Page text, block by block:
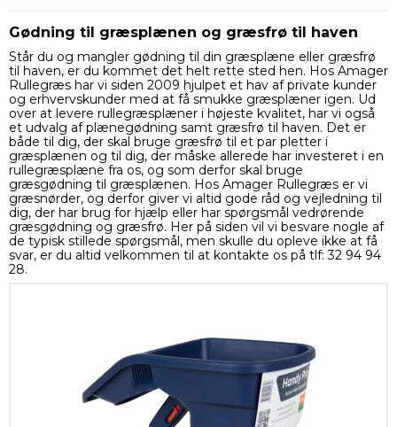
Gødning til græsplænen og græsfrø til haven
Står du og mangler gødning til din græsplæne eller græsfrø
til haven, er du kommet det helt rette sted hen. Hos Amager
Rullegræs har vi siden 2009 hjulpet et hav af private kunder
og erhvervskunder med at få smukke græsplæner igen. Ud
over at levere rullegræsplæner i højeste kvalitet, har vi også
et udvalg af plænegødning samt græsfrø til haven. Det er
både til dig, der skal bruge græsfrø til et par pletter i
græsplænen og til dig, der måske allerede har investeret i en
rullegræsplæne fra os, og som derfor skal bruge
græsgødning til græsplænen. Hos Amager Rullegræs er vi
græsnørder, og derfor giver vi altid gode råd og vejledning til
dig, der har brug for hjælp eller har spørgsmål vedrørende
græsgødning og græsfrø. Her på siden vil vi besvare nogle af
de typisk stillede spørgsmål, men skulle du opleve ikke at få
svar, er du altid velkommen til at kontakte os på tlf: 32 94 94
28.